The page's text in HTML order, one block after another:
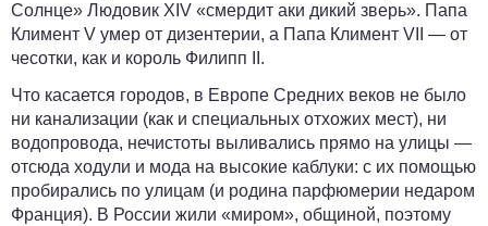
Солнце» Людовик ХIV «смердит аки дикий зверь». Папа
Климент V умер от дизентерии, а Папа Климент VII — от
чесотки, как и король Филипп II.
Что касается городов, в Европе Средних веков не было
ни канализации (как и специальных отхожих мест), ни
водопровода, нечистоты выливались прямо на улицы —
отсюда ходули и мода на высокие каблуки: с их помощью
пробирались по улицам (и родина парфюмерии недаром
Франция). В России жили «миром», общиной, поэтому